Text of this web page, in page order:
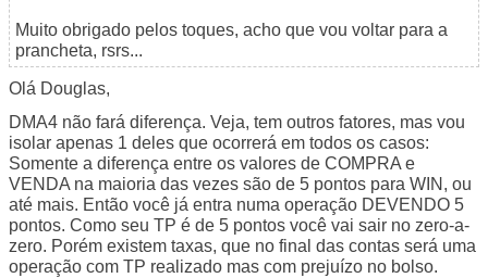
Muito obrigado pelos toques, acho que vou voltar para a
prancheta, rsrs...
Olá Douglas,
DMA4 não fará diferença. Veja, tem outros fatores, mas vou
isolar apenas 1 deles que ocorrerá em todos os casos:
Somente a diferença entre os valores de COMPRA e
VENDA na maioria das vezes são de 5 pontos para WIN, ou
até mais. Então você já entra numa operação DEVENDO 5
pontos. Como seu TP é de 5 pontos você vai sair no zero-a-
zero. Porém existem taxas, que no final das contas será uma
operação com TP realizado mas com prejuízo no bolso.